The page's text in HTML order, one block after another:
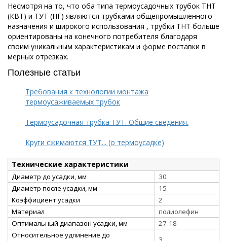
Несмотря на то, что оба типа термоусадочных трубок ТНТ
(КВТ) и ТУТ (HF) являются трубками общепромышленного
назначения и широкого использования , трубки ТНТ больше
ориентированы на конечного потребителя благодаря
своим уникальным характеристикам и форме поставки в
мерных отрезках.
Полезные статьи
Требования к технологии монтажа
термоусаживаемых трубок
Термоусадочная трубка ТУТ. Общие сведения.
Круги сжимаются ТУТ... (о термоусадке)
Технические характеристики
Диаметр до усадки, мм
30
Диаметр после усадки, мм
15
Коэффициент усадки
2
Материал
полиолефин
Оптимальный диапазон усадки, мм
27-18
Относительное удлинение до